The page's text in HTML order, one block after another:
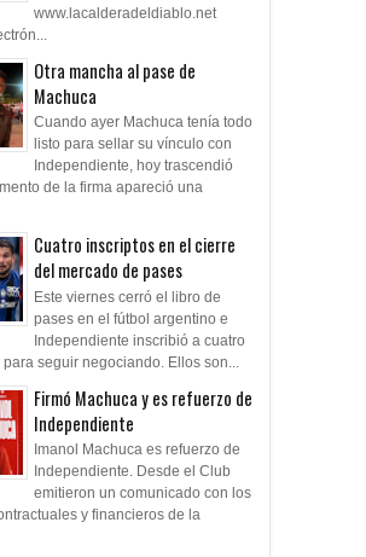
www.lacalderadeldiablo.net
Otra mancha al pase de
Machuca
Cuando ayer Machuca tenía todo
listo para sellar su vínculo con
Independiente, hoy trascendió
de la firma apareció una
Cuatro inscriptos en el cierre
del mercado de pases
Este viernes cerró el libro de
pases en el fútbol argentino e
Independiente inscribió a cuatro
seguir negociando. Ellos son...
Firmó Machuca y es refuerzo de
Independiente
Imanol Machuca es refuerzo de
Independiente. Desde el Club
emitieron un comunicado con los
y financieros de la